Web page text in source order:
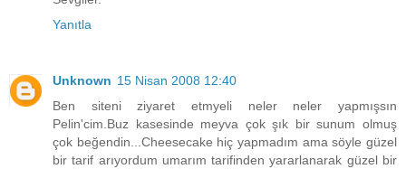
Yanıtla
Unknown 15 Nisan 2008 12:40
Ben siteni ziyaret etmyeli neler neler yapmışsın
Pelin'cim.Buz kasesinde meyva çok şık bir sunum olmuş
çok beğendin...Cheesecake hiç yapmadım ama söyle güzel
bir tarif arıyordum umarım tarifinden yararlanarak güzel bir